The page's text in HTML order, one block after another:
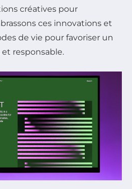
créatives pour
ces innovations et
de vie pour favoriser un
responsable.